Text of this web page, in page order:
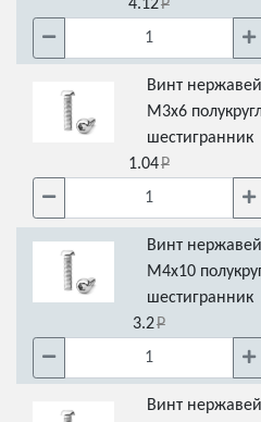
4.12
Винт
М3х6
шестигранник
1.04
Винт
М4х10
шестигранник
3.2
Винт